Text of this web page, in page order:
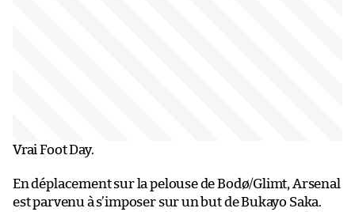
Vrai Foot Day.
En déplacement sur la pelouse de Bodø/Glimt, Arsenal
est parvenu à s’imposer sur un but de Bukayo Saka.